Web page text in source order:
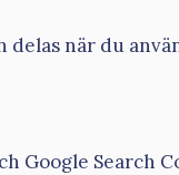
när du
Google Search